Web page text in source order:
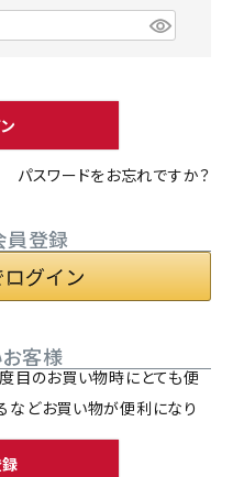
person 新規会員登録
パスワードをお忘れですか？
員登録
客様
目のお買い物時にとても便
などお買い物が便利になり